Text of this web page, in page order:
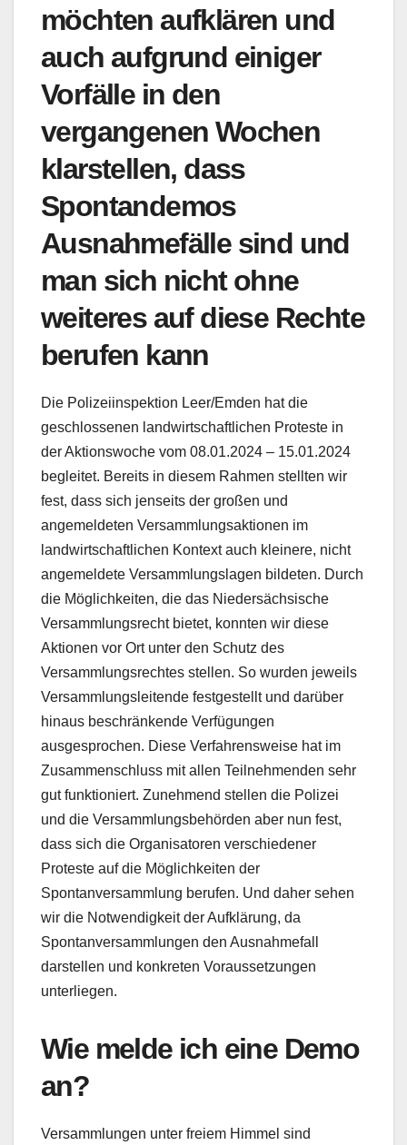
möchten aufklären und
auch aufgrund einiger
Vorfälle in den
vergangenen Wochen
klarstellen, dass
Spontandemos
Ausnahmefälle sind und
man sich nicht ohne
weiteres auf diese Rechte
berufen kann
Die Polizeiinspektion Leer/Emden hat die
geschlossenen landwirtschaftlichen Proteste in
der Aktionswoche vom 08.01.2024 – 15.01.2024
begleitet. Bereits in diesem Rahmen stellten wir
fest, dass sich jenseits der großen und
angemeldeten Versammlungsaktionen im
landwirtschaftlichen Kontext auch kleinere, nicht
angemeldete Versammlungslagen bildeten. Durch
die Möglichkeiten, die das Niedersächsische
Versammlungsrecht bietet, konnten wir diese
Aktionen vor Ort unter den Schutz des
Versammlungsrechtes stellen. So wurden jeweils
Versammlungsleitende festgestellt und darüber
hinaus beschränkende Verfügungen
ausgesprochen. Diese Verfahrensweise hat im
Zusammenschluss mit allen Teilnehmenden sehr
gut funktioniert. Zunehmend stellen die Polizei
und die Versammlungsbehörden aber nun fest,
dass sich die Organisatoren verschiedener
Proteste auf die Möglichkeiten der
Spontanversammlung berufen. Und daher sehen
wir die Notwendigkeit der Aufklärung, da
Spontanversammlungen den Ausnahmefall
darstellen und konkreten Voraussetzungen
unterliegen.
Wie melde ich eine Demo
an?
Versammlungen unter freiem Himmel sind